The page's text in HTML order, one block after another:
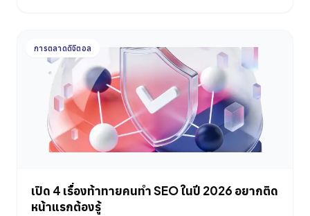
กำลังเริ่มต้นสร้างเว็บไซต์ E-Commerce ลองมาดูเคล็ดลับต่างๆ
เหล่านี้ที่จะช่วยให้เว็บไซต์ของคุณโดดเด่นยิ่งกว่าคู่แข่งเจ้าไหนใน
ตลาด ถ้าพร้อมแล้ว มาดูกันเลย 1. Title Tags หนึ่งในองค์ประกอบ
ของหน้าเว็บไซต์ที่อัลกอริทึมของกูเกิลให้ความสำคัญเป็นลำดับ
แรกๆ เสมอ…
การตลาดดิจิตอล
เปิด 4 เรื่องท้าทายคนทำ SEO ในปี 2026 อยากติด
หน้าแรกต้องรู้